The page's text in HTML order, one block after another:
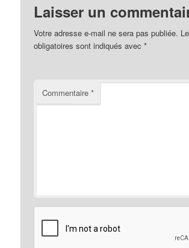
Laisser un
Votre adresse e-mail ne sera pas publiée.
obligatoires sont indiqués avec*
Commentaire*